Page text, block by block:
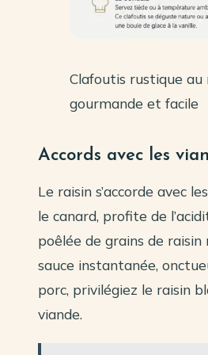
Clafoutis rustique
gourmande et facile
Accords avec les
Le raisin s’accorde avec
le canard, profite de
poêlée de grains de
sauce instantanée,
porc, privilégiez le raisin
viande.